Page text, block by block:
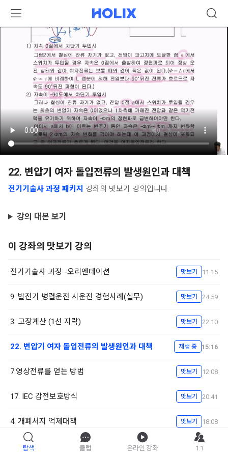
22. 변압기 여자 돌입전류의 발생원인과 대책
전기기술사 과정 패키지 강좌의 맛보기 강의입니다.
강의 대본 보기
이 강좌의 맛보기 강의
전기기술사 과정 -오리엔테이션 맛보기 11:15
9. 발전기 병렬운전 시운전 경험사례(실무) 맛보기 24:59
3. 고장계산 (1선 지락) 맛보기 22:10
22. 변압기 여자 돌입전류의 발생원인과 대책 재생 중 15:16
7.영상전류를 얻는 방법 맛보기 12:08
17. IEC 감전보호방식 맛보기 20:41
4. 개폐서지 억제대책 맛보기 18:08
13. 전압강하율 등가식 및 벡터도 맛보기 16:45
탐색 클럽 온라인 강좌 1:1